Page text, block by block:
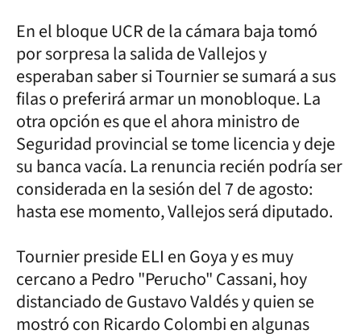
En el bloque UCR de la cámara baja tomó
por sorpresa la salida de Vallejos y
esperaban saber si Tournier se sumará a sus
filas o preferirá armar un monobloque. La
otra opción es que el ahora ministro de
Seguridad provincial se tome licencia y deje
su banca vacía. La renuncia recién podría ser
considerada en la sesión del 7 de agosto:
hasta ese momento, Vallejos será diputado.
Tournier preside ELI en Goya y es muy
cercano a Pedro "Perucho" Cassani, hoy
distanciado de Gustavo Valdés y quien se
mostró con Ricardo Colombi en algunas